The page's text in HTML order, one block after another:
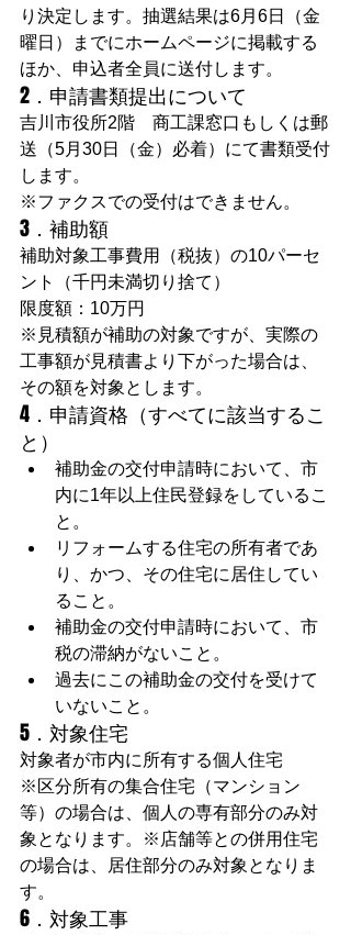
り決定します。抽選結果は6月6日（金
曜日）までにホームページに掲載する
ほか、申込者全員に送付します。
2．申請書類提出について
吉川市役所2階　商工課窓口もしくは郵
送（5月30日（金）必着）にて書類受付
します。
※ファクスでの受付はできません。
3．補助額
補助対象工事費用（税抜）の10パーセ
ント（千円未満切り捨て）
限度額：10万円
※見積額が補助の対象ですが、実際の
工事額が見積書より下がった場合は、
その額を対象とします。
4．申請資格（すべてに該当するこ
と）
補助金の交付申請時において、市
内に1年以上住民登録をしているこ
と。
リフォームする住宅の所有者であ
り、かつ、その住宅に居住してい
ること。
補助金の交付申請時において、市
税の滞納がないこと。
過去にこの補助金の交付を受けて
いないこと。
5．対象住宅
対象者が市内に所有する個人住宅
※区分所有の集合住宅（マンション
等）の場合は、個人の専有部分のみ対
象となります。※店舗等との併用住宅
の場合は、居住部分のみ対象となりま
す。
6．対象工事